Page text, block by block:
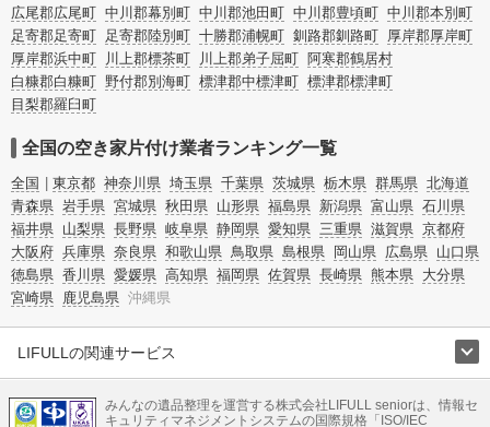
広尾郡広尾町 中川郡幕別町 中川郡池田町 中川郡豊頃町 中川郡本別町
足寄郡足寄町 足寄郡陸別町 十勝郡浦幌町 釧路郡釧路町 厚岸郡厚岸町
厚岸郡浜中町
川上郡標茶町 川上郡弟子屈町 阿寒郡鶴居村
白糠郡白糠町 野付郡別海町 標津郡中標津町 標津郡標津町
目梨郡羅臼町
全国の空き家片付け業者ランキング一覧
全国 東京都 神奈川県 埼玉県 千葉県 茨城県 栃木県 群馬県 北海道
青森県 岩手県 宮城県 秋田県 山形県 福島県 新潟県 富山県 石川県
福井県 山梨県 長野県 岐阜県 静岡県 愛知県 三重県 滋賀県 京都府
大阪府 兵庫県 奈良県 和歌山県 鳥取県 島根県 岡山県 広島県 山口県
徳島県 香川県 愛媛県 高知県 福岡県 佐賀県 長崎県 熊本県 大分県
宮崎県 鹿児島県 沖縄県
LIFULLの関連サービス
不動産・住宅
引越し 老人ホーム 地方創生 ママの就労支援
みんなの遺品整理を運営する株式会社LIFULL seniorは、情報セ
キュリティマネジメントシステムの国際規格「ISO/IEC